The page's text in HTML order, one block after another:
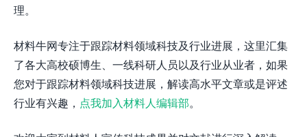
理。
材料牛网专注于跟踪材料领域科技及行业进展，这里汇集
了各大高校硕博生、一线科研人员以及行业从业者，如果
您对于跟踪材料领域科技进展，解读高水平文章或是评述
行业有兴趣， 点我加入材料人编辑部。